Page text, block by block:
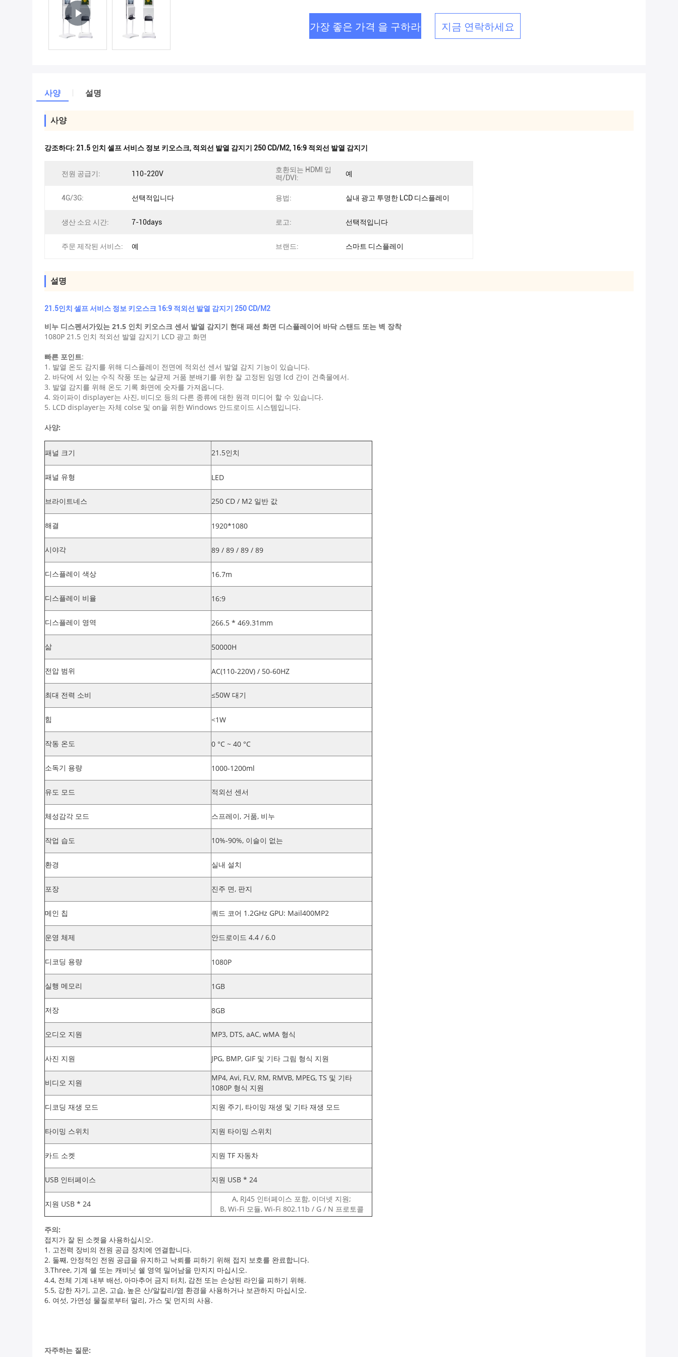
가장 좋은 가격 을 구하라 지금 연락하세요
사양 설명
사양
강조하다: 21.5 인치 셀프 서비스 정보 키오스크, 적외선 발열 감지기 250 CD/M2, 16:9 적외선 발열 감지기
전원 공급기: 110-220V
호환되는 HDMI 입
력/DVI:
예
4G/3G: 선택적입니다 용법: 실내 광고 투명한 LCD 디스플레이
생산 소요 시간: 7-10days 로고: 선택적입니다
주문 제작된 서비스: 예 브랜드: 스마트 디스플레이
설명
21.5인치 셀프 서비스 정보 키오스크 16:9 적외선 발열 감지기 250 CD/M2
비누 디스펜서가있는 21.5 인치 키오스크 센서 발열 감지기 현대 패션 화면 디스플레이어 바닥 스탠드 또는 벽 장착
1080P 21.5 인치 적외선 발열 감지기 LCD 광고 화면
빠른 포인트:
1. 발열 온도 감지를 위해 디스플레이 전면에 적외선 센서 발열 감지 기능이 있습니다.
2. 바닥에 서 있는 수직 작풍 또는 살균제 거품 분배기를 위한 잘 고정된 임명 lcd 간이 건축물에서.
3. 발열 감지를 위해 온도 기록 화면에 숫자를 가져옵니다.
4. 와이파이 displayer는 사진, 비디오 등의 다른 종류에 대한 원격 미디어 할 수 있습니다.
5. LCD displayer는 자체 colse 및 on을 위한 Windows 안드로이드 시스템입니다.
사양:
패널 크기 21.5인치
패널 유형 LED
브라이트네스 250 CD / M2 일반 값
해결 1920*1080
시야각 89 / 89 / 89 / 89
디스플레이 색상 16.7m
디스플레이 비율 16:9
디스플레이 영역 266.5 * 469.31mm
삶 50000H
전압 범위 AC(110-220V) / 50-60HZ
최대 전력 소비 ≤50W 대기
힘 <1W
작동 온도 0 °C ~ 40 °C
소독기 용량 1000-1200ml
유도 모드 적외선 센서
체성감각 모드 스프레이, 거품, 비누
작업 습도 10%-90%, 이슬이 없는
환경 실내 설치
포장 진주 면, 판지
메인 칩 쿼드 코어 1.2GHz GPU: Mail400MP2
운영 체제 안드로이드 4.4 / 6.0
디코딩 용량 1080P
실행 메모리 1GB
저장 8GB
오디오 지원 MP3, DTS, aAC, wMA 형식
사진 지원 JPG, BMP, GIF 및 기타 그림 형식 지원
비디오 지원
MP4, Avi, FLV, RM, RMVB, MPEG, TS 및 기타
1080P 형식 지원
디코딩 재생 모드
지원 주기, 타이밍 재생 및 기타 재생 모드
타이밍 스위치 지원 타이밍 스위치
카드 소켓 지원 TF 자동차
USB 인터페이스 지원 USB * 24
지원 USB * 24
A, RJ45 인터페이스 포함, 이더넷 지원;
B, Wi-Fi 모듈, Wi-Fi 802.11b / G / N 프로토콜
주의:
접지가 잘 된 소켓을 사용하십시오.
1. 고전력 장비의 전원 공급 장치에 연결합니다.
2. 둘째, 안정적인 전원 공급을 유지하고 낙뢰를 피하기 위해 접지 보호를 완료합니다.
3.Three, 기계 쉘 또는 캐비닛 쉘 영역 밀어남을 만지지 마십시오.
4.4, 전체 기계 내부 배선, 아마추어 금지 터치, 감전 또는 손상된 라인을 피하기 위해.
5.5, 강한 자기, 고온, 고습, 높은 산/알칼리/염 환경을 사용하거나 보관하지 마십시오.
6. 여섯, 가연성 물질로부터 멀리, 가스 및 먼지의 사용.
자주하는 질문: